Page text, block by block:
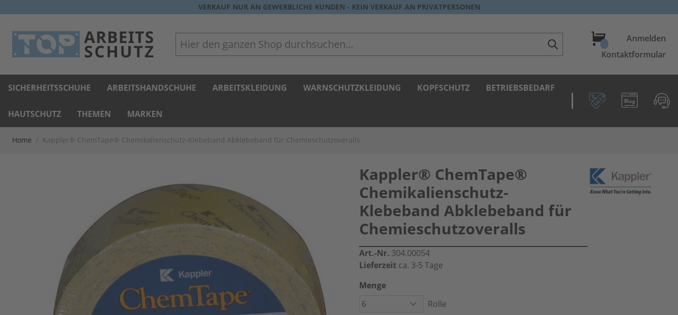
VERKAUF NUR AN GEWERBLICHE KUNDEN - KEIN VERKAUF AN PRIVATPERSONEN
Hier den ganzen Shop durchsuchen... WarenkorbAnmelden
Kontaktformular
SICHERHEITSSCHUHE ARBEITSHANDSCHUHE ARBEITSKLEIDUNG WARNSCHUTZKLEIDUNG KOPFSCHUTZ BETRIEBSBEDARF
HAUTSCHUTZ THEMEN MARKEN
Home / Kappler® ChemTape® Chemikalienschutz-Klebeband Abklebeband für Chemieschutzoveralls
Kappler® ChemTape®
Chemikalienschutz-
Klebeband Abklebeband für
Chemieschutzoveralls
Art.-Nr. 304.00054
Lieferzeit ca. 3-5 Tage
Menge
Rolle